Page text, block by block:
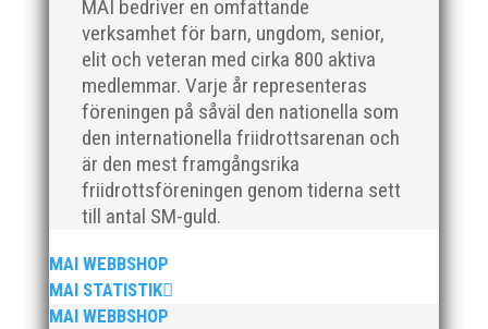
MAI bedriver en omfattande
verksamhet för barn, ungdom, senior,
elit och veteran med cirka 800 aktiva
medlemmar. Varje år representeras
föreningen på såväl den nationella som
den internationella friidrottsarenan och
är den mest framgångsrika
friidrottsföreningen genom tiderna sett
till antal SM-guld.
MAI WEBBSHOP
MAI STATISTIK
MAI WEBBSHOP
Efter en noggrann och lång rekryteringsprocess är vi
glada att kunna välkomna vår nya klubbdirektör,
Peter Karlsson, till vårt team. Med hans tidigare
erfarenhet och expertis från sina fyra år som
att han kommer...